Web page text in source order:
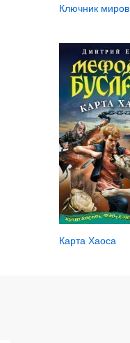
Ключник миров
Карта Хаоса